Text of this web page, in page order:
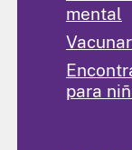
mental
para